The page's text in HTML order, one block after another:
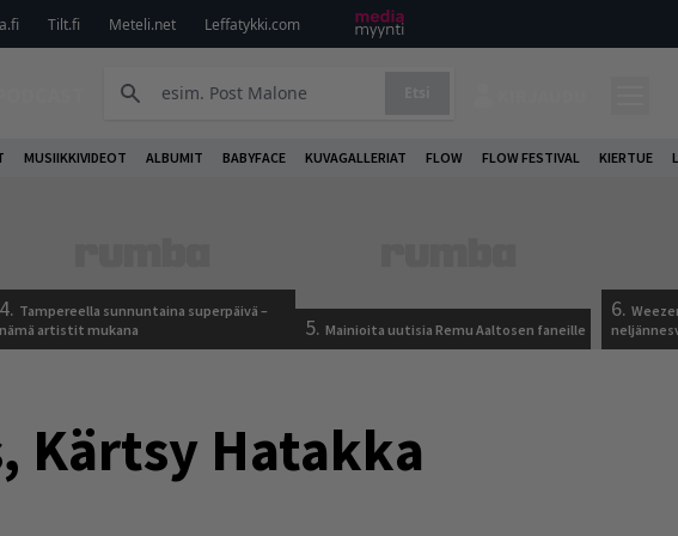
Tilt.fi Meteli.net Leffatykki.com
MUSIIKKIVIDEOT ALBUMIT BABYFACE KUVAGALLERIAT FLOW FLOW FESTIVAL KIERTUE
4. Tampereella sunnuntaina superpäivä –
nämä artistit mukana
5. Mainioita uutisia Remu Aaltosen faneille
6.
Kärtsy Hatakka